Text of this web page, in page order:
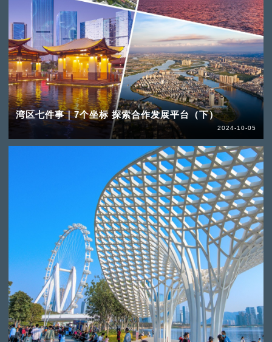
湾区七件事｜7个坐标 探索合作发展平台（下）
2024-10-05